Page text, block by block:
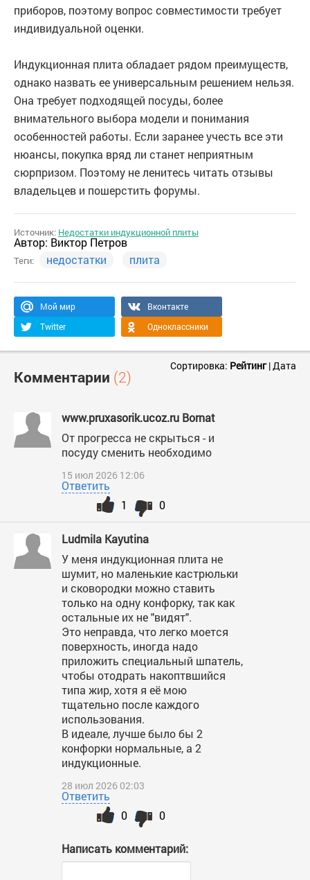
приборов, поэтому вопрос совместимости требует
индивидуальной оценки.
Индукционная плита обладает рядом преимуществ,
однако назвать ее универсальным решением нельзя.
Она требует подходящей посуды, более
внимательного выбора модели и понимания
особенностей работы. Если заранее учесть все эти
нюансы, покупка вряд ли станет неприятным
сюрпризом. Поэтому не ленитесь читать отзывы
владельцев и пошерстить форумы.
Источник: Недостатки индукционной плиты
Автор: Виктор Петров
Теги: недостатки плита
Мой мир
Вконтакте
Twitter
Одноклассники
Комментарии (2)
Сортировка: Рейтинг| Дата
www.pruxasorik.ucoz.ru Bornat
От прогресса не скрыться - и
посуду сменить необходимо
15 июл 2026 12:06
Ответить
0
1
Ludmila Kayutina
У меня индукционная плита не
шумит, но маленькие кастрюльки
и сковородки можно ставить
только на одну конфорку, так как
остальные их не "видят".
Это неправда, что легко моется
поверхность, иногда надо
приложить специальный шпатель,
чтобы отодрать накоптвшийся
типа жир, хотя я её мою
тщательно после каждого
использования.
В идеале, лучше было бы 2
конфорки нормальные, а 2
индукционные.
28 июл 2026 02:03
Ответить
0
0
Написать комментарий: